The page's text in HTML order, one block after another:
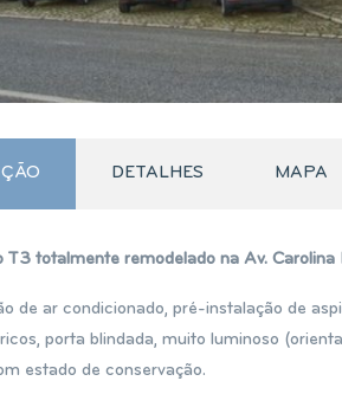
DETALHES MAPA
totalmente remodelado na Av. Carolina
de ar condicionado, pré-instalação de
porta blindada, muito luminoso
estado de conservação.